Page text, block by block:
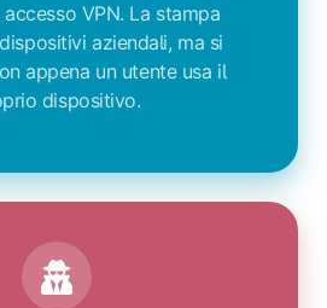
VPN. La stampa
aziendali, ma si
appena un utente usa il
dispositivo.